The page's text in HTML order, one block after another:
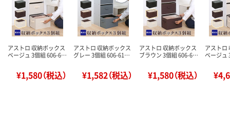
アストロ 収納ボックス
ベージュ 3個組 606-6…
¥1,580（税込）
アストロ 収納ボックス
グレー 3個組 606-61…
¥1,582（税込）
アストロ 収納ボックス
ブラウン 3個組 606-6…
¥1,580（税込）
アストロ
ベージュ